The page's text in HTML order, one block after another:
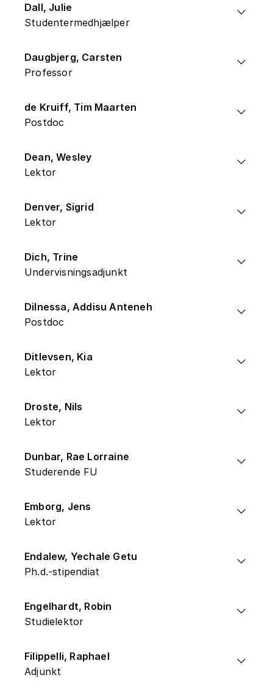
Dall, Julie
Studentermedhjælper
Daugbjerg, Carsten
Professor
de Kruiff, Tim Maarten
Postdoc
Dean, Wesley
Lektor
Denver, Sigrid
Lektor
Dich, Trine
Undervisningsadjunkt
Dilnessa, Addisu Anteneh
Postdoc
Ditlevsen, Kia
Lektor
Droste, Nils
Lektor
Dunbar, Rae Lorraine
Studerende FU
Emborg, Jens
Lektor
Endalew, Yechale Getu
Ph.d.-stipendiat
Engelhardt, Robin
Studielektor
Filippelli, Raphael
Adjunkt